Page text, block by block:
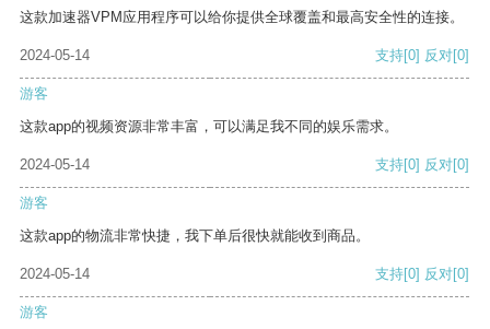
这款加速器VPM应用程序可以给你提供全球覆盖和最高安全性的连接。
2024-05-14 支持[0] 反对[0]
游客
这款app的视频资源非常丰富，可以满足我不同的娱乐需求。
2024-05-14 支持[0] 反对[0]
游客
这款app的物流非常快捷，我下单后很快就能收到商品。
2024-05-14 支持[0] 反对[0]
游客